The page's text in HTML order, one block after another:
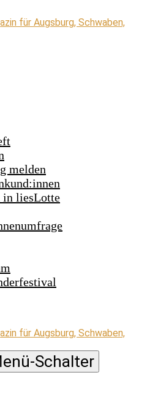
melden
in liesLotte
Schalter